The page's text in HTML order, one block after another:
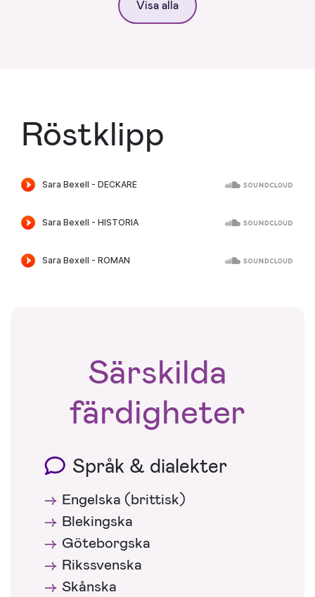
Visa alla
Röstklipp
Särskilda
färdigheter
Språk & dialekter
Engelska (brittisk)
Blekingska
Göteborgska
Rikssvenska
Skånska